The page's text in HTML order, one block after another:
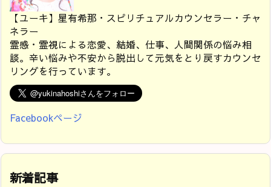
【ユーキ】星有希那・スピリチュアルカウンセラー・チャ
ネラー
霊感・霊視による恋愛、結婚、仕事、人間関係の悩み相
談。辛い悩みや不安から脱出して元気をとり戻すカウンセ
リングを行っています。
Facebookページ
新着記事